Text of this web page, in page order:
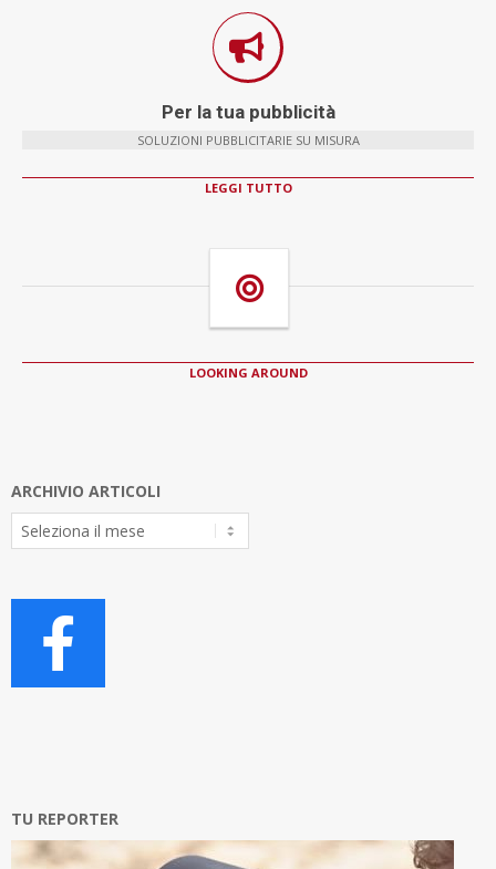
Per la tua pubblicità
SOLUZIONI PUBBLICITARIE SU MISURA
LEGGI TUTTO
LOOKING AROUND
ARCHIVIO ARTICOLI
Archivio
Articoli
TU REPORTER